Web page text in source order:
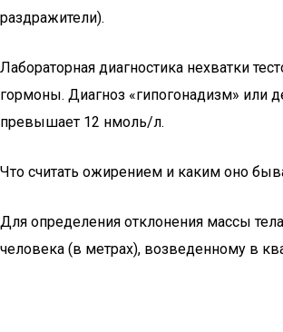
раздражители).
Лабораторная диагностика нехватки
гормоны. Диагноз «гипогонадизм» или
превышает 12 нмоль/л.
Что считать ожирением и каким оно
Для определения отклонения массы
человека (в метрах), возведенному в